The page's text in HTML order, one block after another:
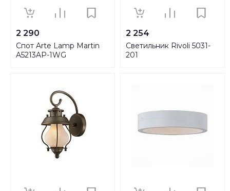
2 290
Спот Arte Lamp Martin
A5213AP-1WG
2 254
Светильник Rivoli 5031-
201